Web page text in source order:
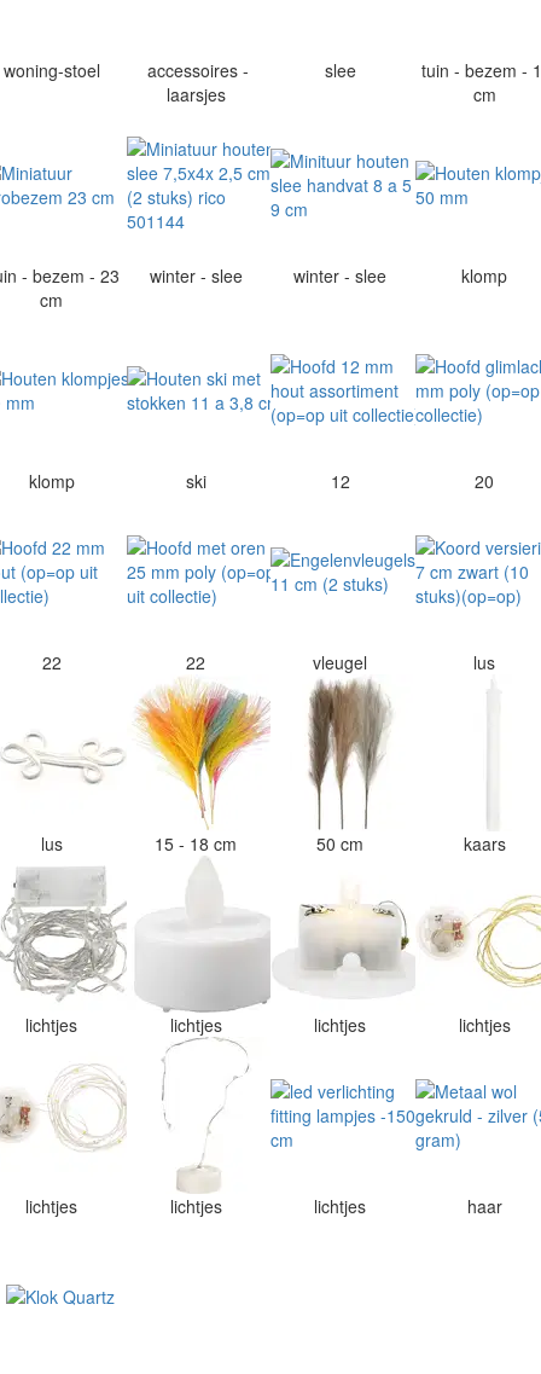
woning-stoel
accessoires -
laarsjes
slee
tuin - bezem -
cm
- bezem - 23
cm
winter - slee winter - slee klomp
klomp ski 12 20
22 22 vleugel lus
lus 15 - 18 cm 50 cm kaars
lichtjes lichtjes lichtjes lichtjes
lichtjes lichtjes lichtjes haar